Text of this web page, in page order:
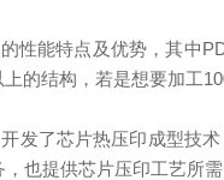
能特点及优势，其中
的结构，若是想要加工
发了芯片热压印成型技
也提供芯片压印工艺所